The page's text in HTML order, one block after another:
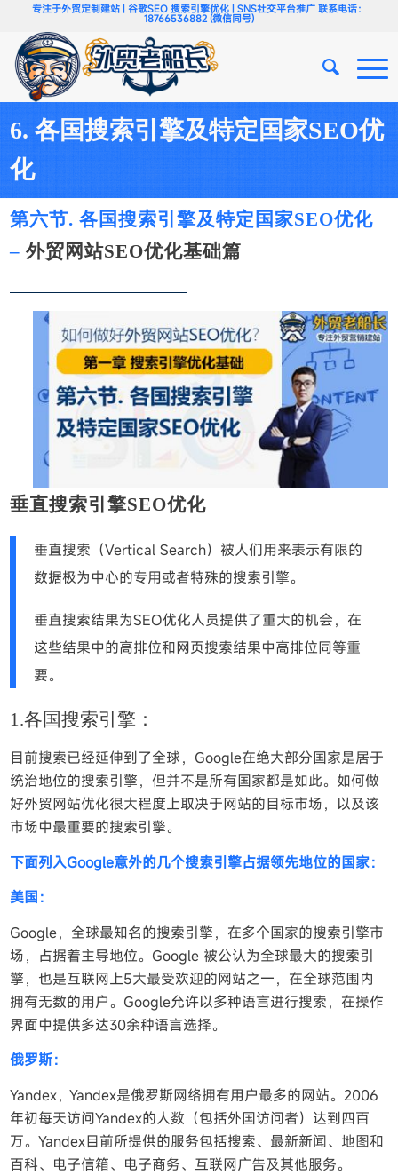
专注于外贸定制建站 | 谷歌SEO 搜索引擎优化 | SNS社交平台推广 联系电话：
18766536882 (微信同号)
6. 各国搜索引擎及特定国家SEO优
化
第六节. 各国搜索引擎及特定国家SEO优化
–外贸网站SEO优化基础篇
垂直搜索引擎SEO优化
垂直搜索（Vertical Search）被人们用来表示有限的
数据极为中心的专用或者特殊的搜索引擎。
垂直搜索结果为SEO优化人员提供了重大的机会，在
这些结果中的高排位和网页搜索结果中高排位同等重
要。
1.各国搜索引擎：
目前搜索已经延伸到了全球，Google在绝大部分国家是居于
统治地位的搜索引擎，但并不是所有国家都是如此。如何做
好外贸网站优化很大程度上取决于网站的目标市场，以及该
市场中最重要的搜索引擎。
下面列入Google意外的几个搜索引擎占据领先地位的国家：
美国：
Google，全球最知名的搜索引擎，在多个国家的搜索引擎市
场，占据着主导地位。Google 被公认为全球最大的搜索引
擎，也是互联网上5大最受欢迎的网站之一，在全球范围内
拥有无数的用户。Google允许以多种语言进行搜索，在操作
界面中提供多达30余种语言选择。
俄罗斯：
Yandex，Yandex是俄罗斯网络拥有用户最多的网站。2006
年初每天访问Yandex的人数（包括外国访问者）达到四百
万。Yandex目前所提供的服务包括搜索、最新新闻、地图和
百科、电子信箱、电子商务、互联网广告及其他服务。